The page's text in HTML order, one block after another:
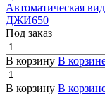
Автоматическая
ДЖИ650
Под заказ
В корзину В
В корзину В